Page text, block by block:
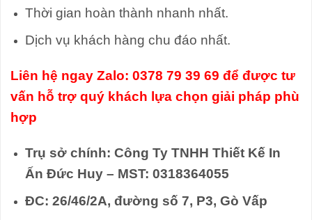
Thời gian hoàn thành nhanh nhất.
Dịch vụ khách hàng chu đáo nhất.
Liên hệ ngay Zalo: 0378 79 39 69 để được tư
vấn hỗ trợ quý khách lựa chọn giải pháp phù
hợp
Trụ sở chính: Công Ty TNHH Thiết Kế In
Ấn Đức Huy – MST: 0318364055
ĐC: 26/46/2A, đường số 7, P3, Gò Vấp